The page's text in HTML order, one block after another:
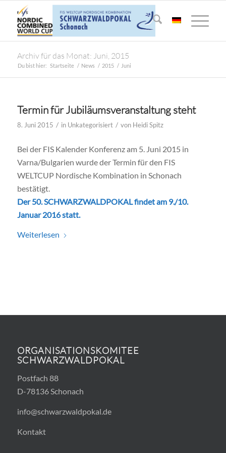
Archiv für das Monat: Juni, 2015
Du bist hier: Startseite / News / 2015 / Juni
Termin für Jubiläumsveranstaltung steht
8. Juni 2015 / in Unkategorisiert / von Heidi Spitz
Bei der FIS Kalender Konferenz am 5. Juni 2015 in
Varna/Bulgarien wurde der Termin für den FIS
WELTCUP Nordische Kombination in Schonach
bestätigt.
Der 50. SCHWARZWALDPOKAL findet am 9./10.
Januar 2016 statt.
Weiterlesen
ORGANISATIONSKOMITEE
SCHWARZWALDPOKAL
Postfach 88
D-78136 Schonach
info@schwarzwaldpokal.de
Kontakt